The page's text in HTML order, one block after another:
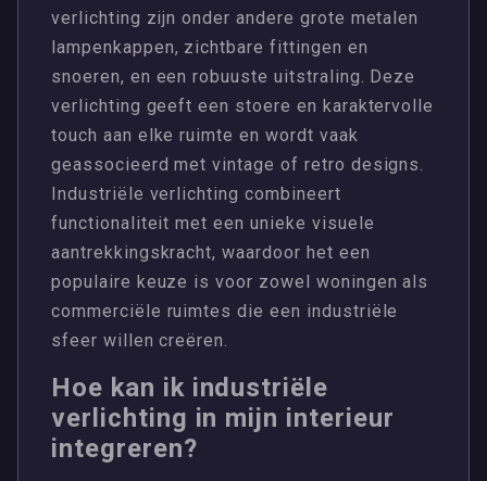
verlichting zijn onder andere grote metalen
lampenkappen, zichtbare fittingen en
snoeren, en een robuuste uitstraling. Deze
verlichting geeft een stoere en karaktervolle
touch aan elke ruimte en wordt vaak
geassocieerd met vintage of retro designs.
Industriële verlichting combineert
functionaliteit met een unieke visuele
aantrekkingskracht, waardoor het een
populaire keuze is voor zowel woningen als
commerciële ruimtes die een industriële
sfeer willen creëren.
Hoe kan ik industriële
verlichting in mijn interieur
integreren?